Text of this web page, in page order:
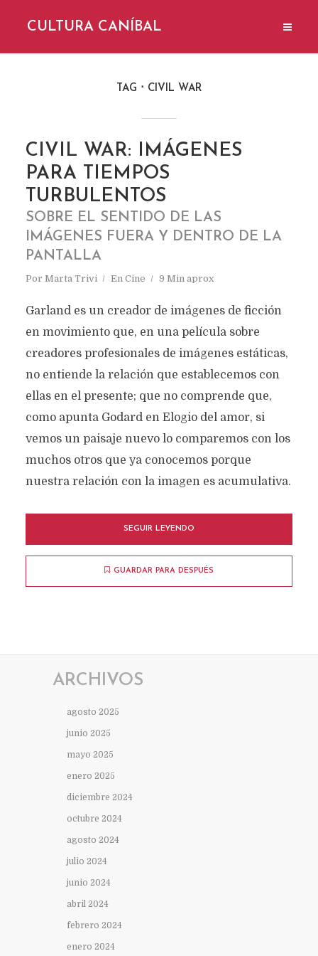
CULTURA CANÍBAL
TAG CIVIL WAR
CIVIL WAR: IMÁGENES
PARA TIEMPOS
TURBULENTOS
SOBRE EL SENTIDO DE LAS
IMÁGENES FUERA Y DENTRO DE LA
PANTALLA
Por Marta Trivi En Cine 9 Min aprox
Garland es un creador de imágenes de ficción
en movimiento que, en una película sobre
creadores profesionales de imágenes estáticas,
no entiende la relación que establecemos con
ellas en el presente; que no comprende que,
como apunta Godard en Elogio del amor, si
vemos un paisaje nuevo lo comparemos con los
muchos otros que ya conocemos porque
nuestra relación con la imagen es acumulativa.
SEGUIR LEYENDO
GUARDAR PARA DESPUÉS
ARCHIVOS
agosto 2025
junio 2025
mayo 2025
enero 2025
diciembre 2024
octubre 2024
agosto 2024
julio 2024
junio 2024
abril 2024
febrero 2024
enero 2024